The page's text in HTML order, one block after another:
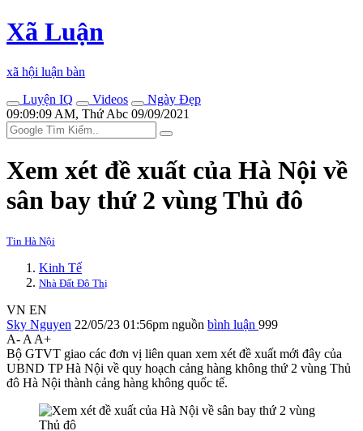
Xã Luận
xã hội luận bàn
Luyện IQ
Videos
Ngày Đẹp
09:09:09 AM, Thứ Abc 09/09/2021
Xem xét đề xuất của Hà Nội về
sân bay thứ 2 vùng Thủ đô
Tin Hà Nội
Kinh Tế
Nhà Đất Đô Thị
VN EN
Sky Nguyen 22/05/23 01:56pm nguồn bình luận 999
A- A A+
Bộ GTVT giao các đơn vị liên quan xem xét đề xuất mới đây của
UBND TP Hà Nội về quy hoạch cảng hàng không thứ 2 vùng Thủ
đô Hà Nội thành cảng hàng không quốc tế.